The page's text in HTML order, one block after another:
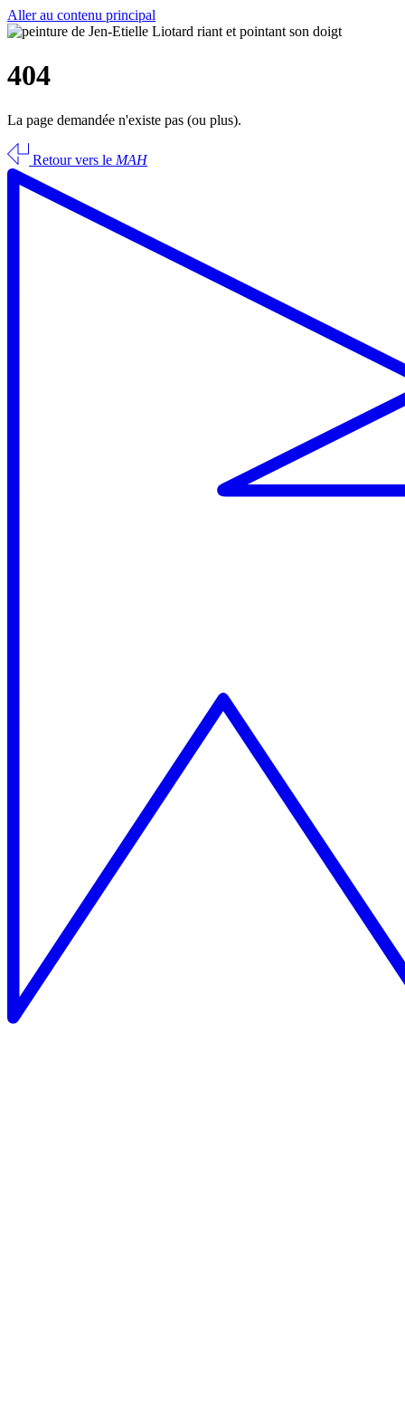
Aller au contenu principal
404
La page demandée n'existe pas (ou plus).
Retour vers le MAH